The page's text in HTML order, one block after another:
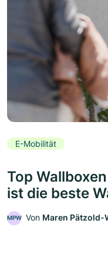
E-Mobilität
Top
ist die beste
MPW Von Maren Pätzold-